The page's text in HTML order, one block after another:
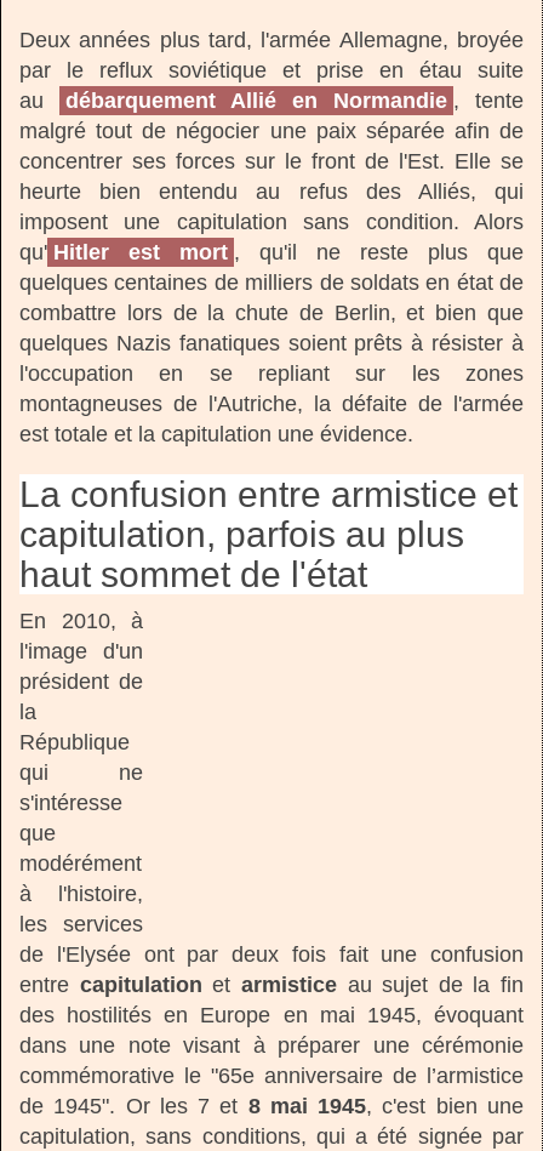
Deux années plus tard, l'armée Allemagne, broyée
par le reflux soviétique et prise en étau suite
au
débarquement Allié en Normandie , tente
malgré tout de négocier une paix séparée afin de
concentrer ses forces sur le front de l'Est. Elle se
heurte bien entendu au refus des Alliés, qui
imposent une capitulation sans condition. Alors
qu' Hitler est mort , qu'il ne reste plus que
quelques centaines de milliers de soldats en état de
combattre lors de la chute de Berlin, et bien que
quelques Nazis fanatiques soient prêts à résister à
l'occupation en se repliant sur les zones
montagneuses de l'Autriche, la défaite de l'armée
est totale et la capitulation une évidence.
La confusion entre armistice et
capitulation, parfois au plus
haut sommet de l'état
En 2010, à
l'image d'un
président de
la
République
qui ne
s'intéresse
que
modérément
à l'histoire,
les services
de l'Elysée ont par deux fois fait une confusion
entre capitulation et armisticeau sujet de la fin
des hostilités en Europe en mai 1945, évoquant
dans une note visant à préparer une cérémonie
commémorative le "65e anniversaire de l’armistice
de 1945". Or les 7 et 8 mai 1945, c'est bien une
capitulation, sans conditions, qui a été signée par